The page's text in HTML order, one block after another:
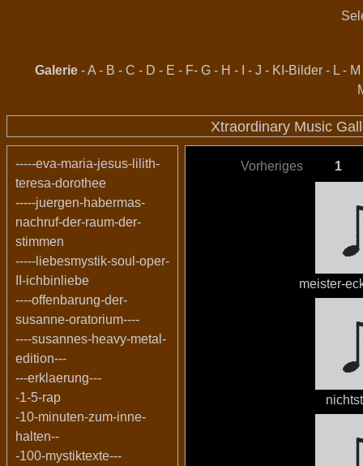
Galerie -A - B - C - D - E - F- G - H - - J - KI-Bilder - L - M
Xtraordinary Music
-----eva-maria-jesus-lilith-
teresa-dorothee
-----juergen-habermas-
nachruf-der-raum-der-
stimmen
-----liebesmystik-soul-oper-
II-ichbinliebe
----offenbarung-der-
susanne-oratorium----
----susannes-heavy-metal-
edition---
---erklaerung---
-1-5-rap
-10-minuten-zum-inne-
halten--
-100-mystiktexte---
Vorheriges 1
meister-